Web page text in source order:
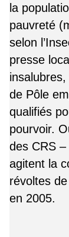
la
pauvreté
selon
presse
de Pôle
qualifiés
pourvoir.
des CRS
agitent la
révoltes
en 2005.